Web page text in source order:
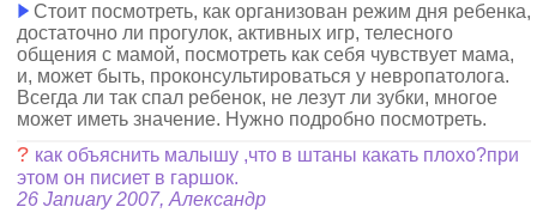
Стоит посмотреть, как организован режим дня ребенка,
достаточно ли прогулок, активных игр, телесного
общения с мамой, посмотреть как себя чувствует мама,
и, может быть, проконсультироваться у невропатолога.
Всегда ли так спал ребенок, не лезут ли зубки, многое
может иметь значение. Нужно подробно посмотреть.
? как объяснить малышу ,что в штаны какать плохо?при
этом он писиет в гаршок.
26 January 2007, Александр